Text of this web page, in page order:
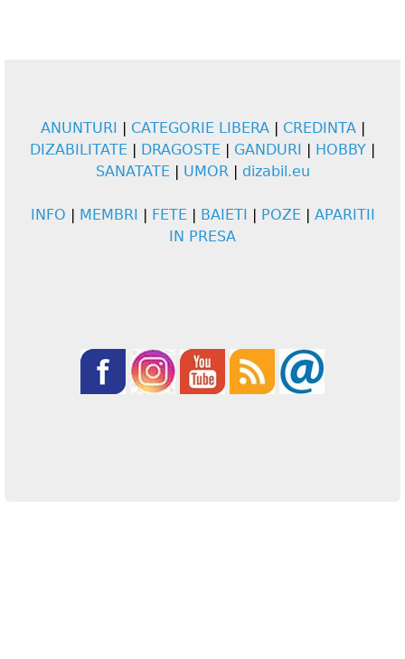
ANUNTURI | CATEGORIE LIBERA| CREDINTA|
DIZABILITATE | DRAGOSTE | GANDURI | HOBBY |
SANATATE | UMOR| dizabil.eu
INFO | MEMBRI | FETE | BAIETI | POZE | APARITII
IN PRESA